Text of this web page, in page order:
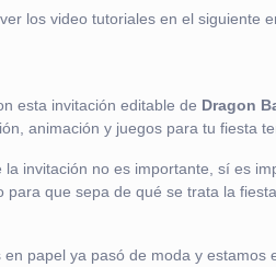
los video tutoriales en el siguiente
esta invitación editable de Dragon
animación y juegos para tu fiesta
invitación no es importante, sí es
para que sepa de qué se trata la
papel ya pasó de moda y